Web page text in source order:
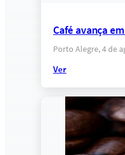
Café avança
Porto Alegre, 4 de
Ver